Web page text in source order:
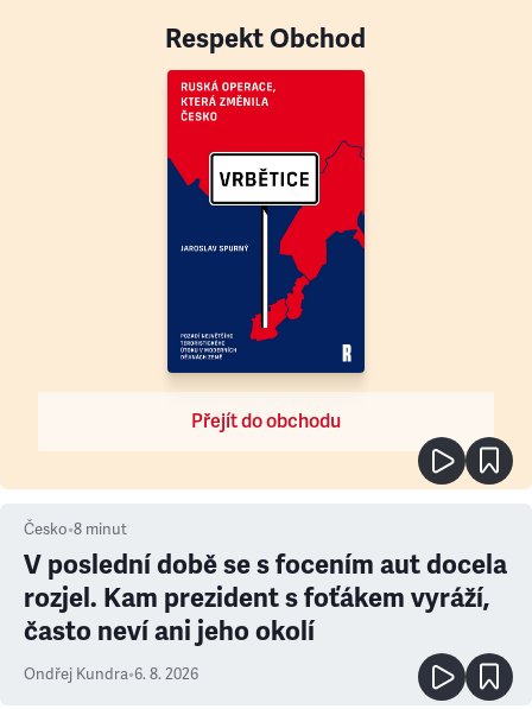
Respekt Obchod
Přejít do obchodu
Česko•8 minut
V poslední době se s focením aut docela
rozjel. Kam prezident s foťákem vyráží,
často neví ani jeho okolí
Ondřej Kundra•6. 8. 2026